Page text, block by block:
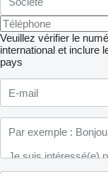
Veuillez vérifier le
international et inclure
pays